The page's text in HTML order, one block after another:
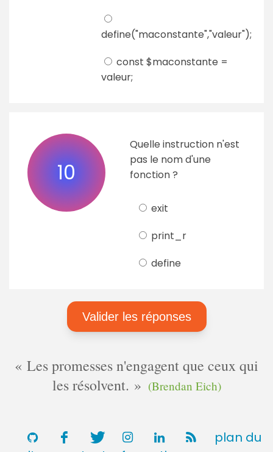
define("maconstante","valeur");
const $maconstante =
valeur;
10
Quelle instruction n'est
pas le nom d'une
fonction ?
exit
print_r
define
Les promesses n'engagent que ceux qui
les résolvent.
(Brendan Eich)
plan du